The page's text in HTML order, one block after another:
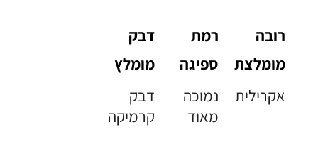
רובה
מומלצת
אקרילית
רמת
ספיגה
נמוכה
מאוד
דבק
מומלץ
דבק
קרמיקה